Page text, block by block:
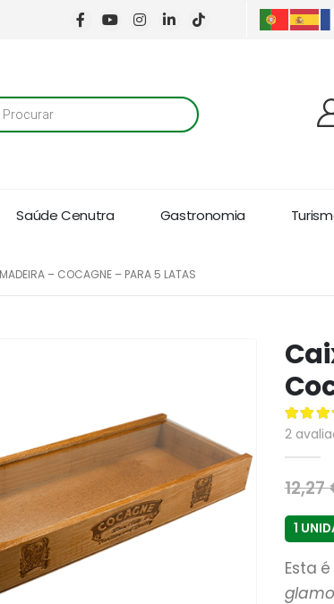
Saúde Cenutra Gastronomia
– COCAGNE – PARA 5 LATAS
4.50de
2
12,27
1
Esta